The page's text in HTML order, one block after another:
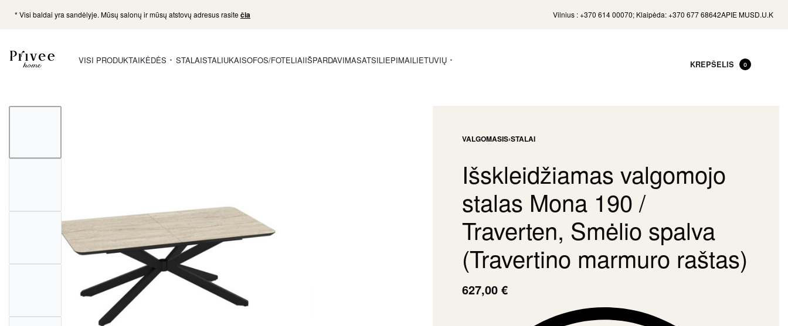
* Visi baldai yra sandėlyje. Mūsų salonų ir mūsų atstovų adresus rasitečia Vilnius : +370 614 00070; Klaipėda: +370 677 68642APIE MUSD.U.K
VISI PRODUKTAIKĖDĖS STALAISTALIUKAISOFOS/FOTELIAIIŠPARDAVIMASATSILIEPIMAILIETUVIŲ KREPŠELIS 0
VALGOMASIS›STALAI
Išskleidžiamas valgomojo
stalas Mona 190 /
Traverten, Smėlio spalva
(Travertino marmuro raštas)
627,00 €